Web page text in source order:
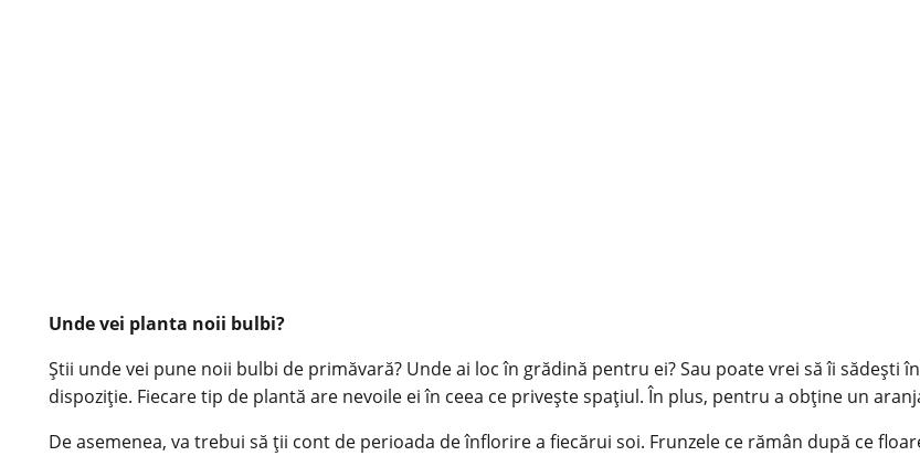
Unde vei planta noii bulbi?
Știi unde vei pune noii bulbi de primăvară? Unde ai loc în grădină pentru ei? Sau poate vrei să îi sădești
dispoziție. Fiecare tip de plantă are nevoile ei în ceea ce privește spațiul. În plus, pentru a obține un
De asemenea, va trebui să ții cont de perioada de înflorire a fiecărui soi. Frunzele ce rămân după ce